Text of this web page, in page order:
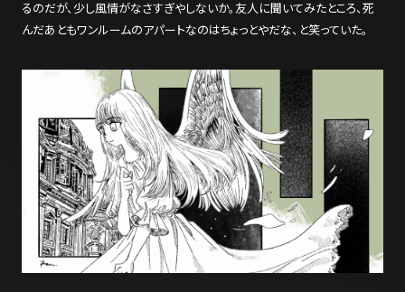
るのだが、少し風情がなさすぎやしないか。友人に聞いてみたところ、死
んだあともワンルームのアパートなのはちょっとやだな、と笑っていた。